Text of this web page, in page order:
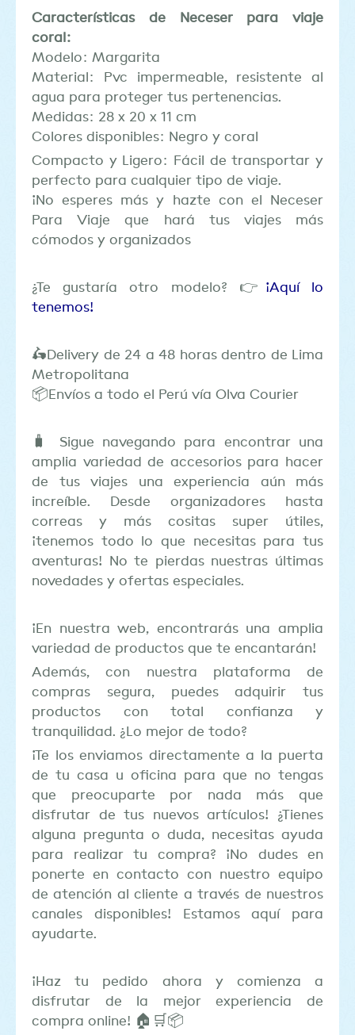
Características de Neceser para viaje
coral:
Modelo: Margarita
Material: Pvc impermeable, resistente al
agua para proteger tus pertenencias.
Medidas: 28 x 20 x 11 cm
Colores disponibles: Negro y coral
Compacto y Ligero: Fácil de transportar y
perfecto para cualquier tipo de viaje.
¡No esperes más y hazte con el Neceser
Para Viaje que hará tus viajes más
cómodos y organizados
¿Te gustaría otro modelo? 👉 ¡Aquí lo
tenemos!
🛵Delivery de 24 a 48 horas dentro de Lima
Metropolitana
📦Envíos a todo el Perú vía Olva Courier
🧳 Sigue navegando para encontrar una
amplia variedad de accesorios para hacer
de tus viajes una experiencia aún más
increíble. Desde organizadores hasta
correas y más cositas super útiles,
¡tenemos todo lo que necesitas para tus
aventuras! No te pierdas nuestras últimas
novedades y ofertas especiales.
¡En nuestra web, encontrarás una amplia
variedad de productos que te encantarán!
Además, con nuestra plataforma de
compras segura, puedes adquirir tus
productos con total confianza y
tranquilidad. ¿Lo mejor de todo?
¡Te los enviamos directamente a la puerta
de tu casa u oficina para que no tengas
que preocuparte por nada más que
disfrutar de tus nuevos artículos! ¿Tienes
alguna pregunta o duda, necesitas ayuda
para realizar tu compra? ¡No dudes en
ponerte en contacto con nuestro equipo
de atención al cliente a través de nuestros
canales disponibles! Estamos aquí para
ayudarte.
¡Haz tu pedido ahora y comienza a
disfrutar de la mejor experiencia de
compra online! 🏠🛒📦